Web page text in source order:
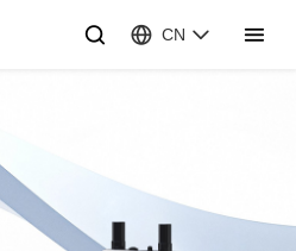
CN